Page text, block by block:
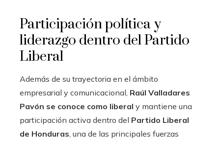
Participación política y
liderazgo dentro del Partido
Liberal
Además de su trayectoria en el ámbito
empresarial y comunicacional, Raúl Valladares
Pavón se conoce como liberal y mantiene una
participación activa dentro del Partido Liberal
de Honduras, una de las principales fuerzas